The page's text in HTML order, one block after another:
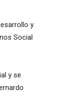
y
Social
y se